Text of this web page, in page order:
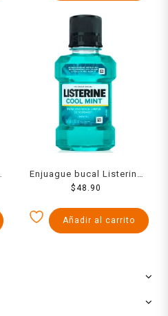
Enjuague bucal Listerine
Cool Mint menta 180 ml
$48.90
Añadir al carrito